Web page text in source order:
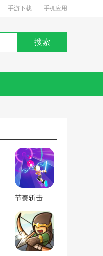
手游下载 手机应用